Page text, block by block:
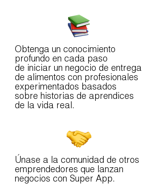
Obtenga un conocimiento
profundo en cada paso
de iniciar un negocio de entrega
de alimentos con profesionales
experimentados basados
sobre historias de aprendices
de la vida real.
Únase a la comunidad de otros
emprendedores que lanzan
negocios con Super App.